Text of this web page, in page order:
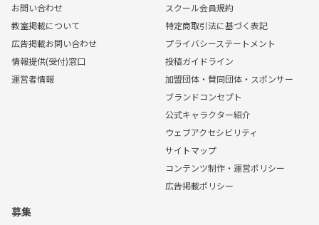
お問い合わせ
教室掲載について
広告掲載お問い合わせ
情報提供(受付)窓口
運営者情報
スクール会員規約
特定商取引法に基づく表記
プライバシーステートメント
投稿ガイドライン
加盟団体・賛同団体・スポンサー
ブランドコンセプト
公式キャラクター紹介
ウェブアクセシビリティ
サイトマップ
コンテンツ制作・運営ポリシー
広告掲載ポリシー
募集